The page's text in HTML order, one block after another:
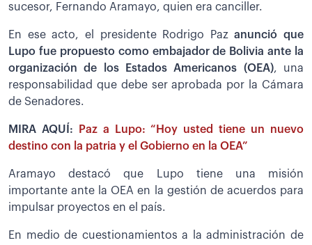
sucesor, Fernando Aramayo, quien era canciller.
En ese acto, el presidente Rodrigo Pazanunció que
Lupo fue propuesto como embajador de Bolivia ante la
organización de los Estados Americanos (OEA), una
responsabilidad que debe ser aprobada por la Cámara
de Senadores.
MIRA AQUÍ:
Paz a Lupo: “Hoy usted tiene un nuevo
destino con la patria y el Gobierno en la OEA”
Aramayo destacó que Lupo tiene una misión
importante ante la OEA en la gestión de acuerdos para
impulsar proyectos en el país.
En medio de cuestionamientos a la administración de